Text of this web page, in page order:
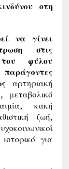
στη
να γίνει
στις
του φύλου
αρτηριακή
μεταβολικό
κακή
ζωή,
για